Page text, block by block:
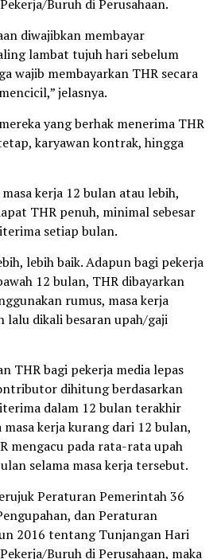
Buruh di Perusahaan.
diwajibkan membayar
lambat tujuh hari sebelum
wajib membayarkan THR secara
jelasnya.
yang berhak menerima THR
karyawan kontrak, hingga
kerja 12 bulan atau lebih,
THR penuh, minimal sebesar
setiap bulan.
lebih baik. Adapun bagi pekerja
12 bulan, THR dibayarkan
rumus, masa kerja
lalu dikali besaran upah/gaji
THR bagi pekerja media lepas
dihitung berdasarkan
dalam 12 bulan terakhir
kerja kurang dari 12 bulan,
mengacu pada rata-rata upah
selama masa kerja tersebut.
Peraturan Pemerintah 36
dan Peraturan
2016 tentang Tunjangan Hari
Buruh di Perusahaan, maka